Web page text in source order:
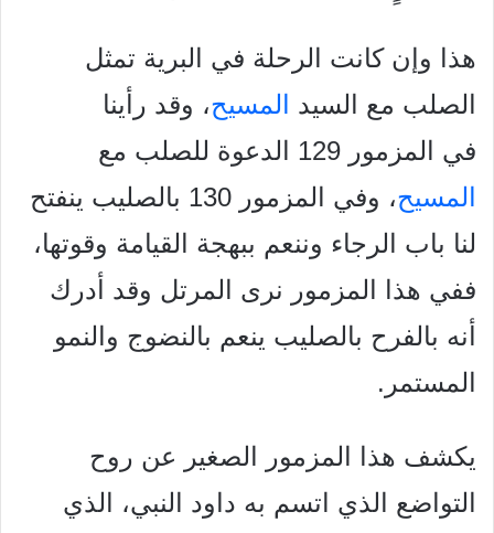
هذا وإن كانت الرحلة في البرية تمثل
الصلب مع السيد
المسيح، وقد رأينا
في المزمور 129 الدعوة للصلب مع
المسيح
، وفي المزمور 130 بالصليب ينفتح
لنا باب الرجاء وننعم ببهجة القيامة وقوتها،
ففي هذا المزمور نرى المرتل وقد أدرك
أنه بالفرح بالصليب ينعم بالنضوج والنمو
المستمر.
يكشف هذا المزمور الصغير عن روح
التواضع الذي اتسم به داود النبي، الذي